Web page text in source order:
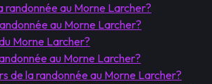
au Morne Larcher?
au Morne Larcher?
Morne Larcher?
au Morne Larcher?
de la randonnée au Morne Larcher?